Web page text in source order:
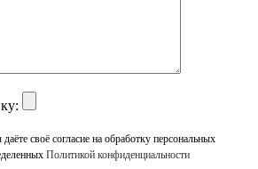
своё согласие на обработку персональных
Политикой конфиденциальности